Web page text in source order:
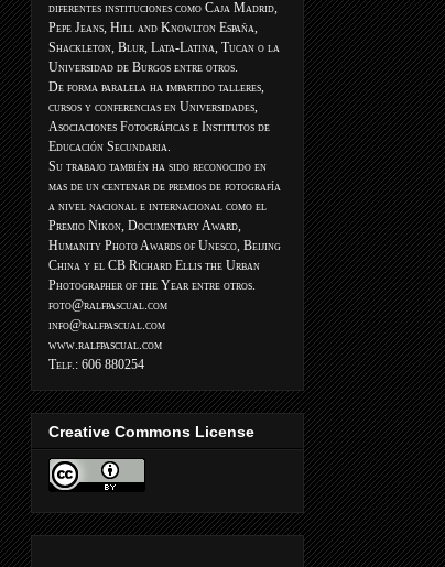
diferentes instituciones como Caja Madrid,
Pepe Jeans, Hill and Knowlton España,
Shackleton, Blur, Lata-Latina, Tucan o la
Universidad de Burgos entre otros.
De forma paralela ha impartido talleres,
cursos y conferencias en Universidades,
Asociaciones Fotográficas e Institutos de
Educación Secundaria.
Su trabajo también ha sido reconocido en
mas de un centenar de premios de fotografía
a nivel nacional e internacional como el
Premio Nikon, Documentary Award,
Humanity Photo Awards of Unesco, Beijing
China y el CB Richard Ellis the Urban
Photographer of the Year entre otros.
foto@ralfpascual.com
info@ralfpascual.com
www.ralfpascual.com
Telf.: 606 880254
Creative Commons License